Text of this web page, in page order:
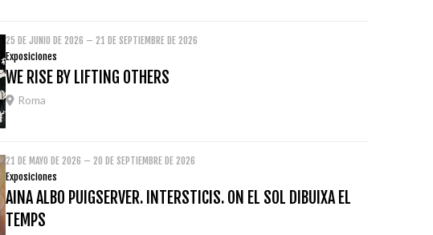
25 DE JUNIO DE 2026 – 21 DE SEPTIEMBRE DE 2026
Exposiciones
WE RISE BY LIFTING OTHERS
Roma
21 DE MAYO DE 2026 – 20 DE SEPTIEMBRE DE 2026
Exposiciones
AINA ALBO PUIGSERVER. INTERSTICIS. ON EL SOL DIBUIXA EL
TEMPS